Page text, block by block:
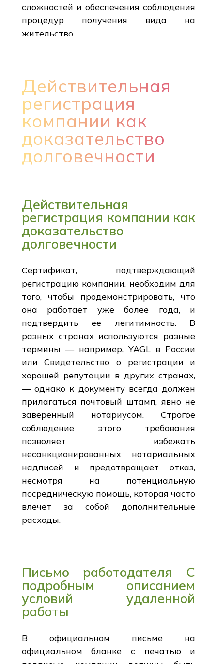
сложностей и обеспечения соблюдения
процедур получения вида на
жительство.
Действительная
регистрация
компании как
доказательство
долговечности
Действительная
регистрация компании как
доказательство
долговечности
Сертификат, подтверждающий
регистрацию компании, необходим для
того, чтобы продемонстрировать, что
она работает уже более года, и
подтвердить ее легитимность. В
разных странах используются разные
термины — например, YAGL в России
или Свидетельство о регистрации и
хорошей репутации в других странах,
— однако к документу всегда должен
прилагаться почтовый штамп, явно не
заверенный нотариусом. Строгое
соблюдение этого требования
позволяет избежать
несанкционированных нотариальных
надписей и предотвращает отказ,
несмотря на потенциальную
посредническую помощь, которая часто
влечет за собой дополнительные
расходы.
Письмо работодателя С
подробным описанием
условий удаленной
работы
В официальном письме на
официальном бланке с печатью и